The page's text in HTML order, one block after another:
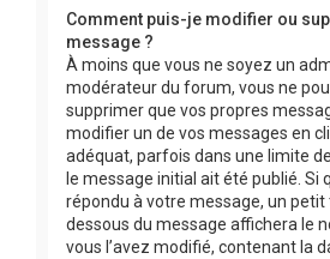
Comment puis-je modifier ou
message ?
À moins que vous ne soyez un
modérateur du forum, vous ne
supprimer que vos propres
modifier un de vos messages en
adéquat, parfois dans une limite
le message initial ait été publié. Si
répondu à votre message, un petit
dessous du message affichera le
vous l’avez modifié, contenant la